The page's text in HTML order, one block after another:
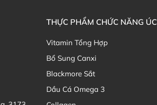
THỰC PHẨM CHỨC NĂNG ÚC
Vitamin Tổng Hợp
Bổ Sung Canxi
Blackmore Sắt
Dầu Cá Omega 3